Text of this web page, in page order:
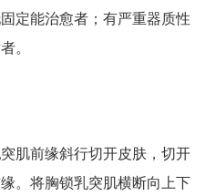
定能治愈者；有严重器质性
。
肌前缘斜行切开皮肤，切开
。将胸锁乳突肌横断向上下